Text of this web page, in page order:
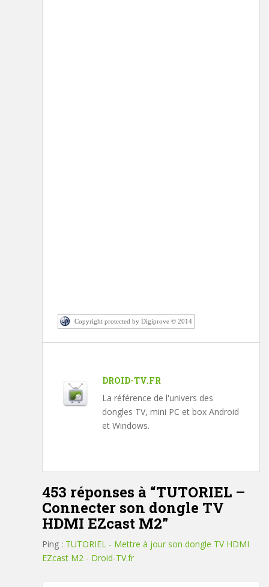
Copyright protected by Digiprove © 2014
DROID-TV.FR
La référence de l'univers des
dongles TV, mini PC et box Android
et Windows.
453 réponses à “TUTORIEL –
Connecter son dongle TV
HDMI EZcast M2”
Ping : TUTORIEL - Mettre à jour son dongle TV HDMI
EZcast M2 - Droid-TV.fr